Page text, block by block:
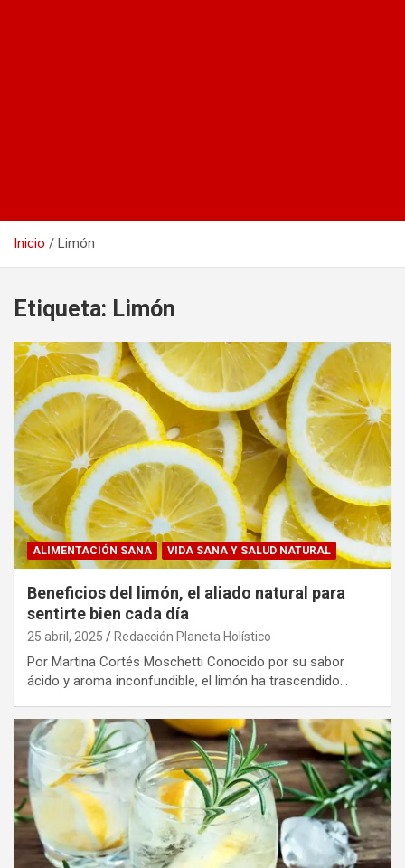
Inicio Limón
Etiqueta: Limón
ALIMENTACIÓN SANA VIDA SANA Y SALUD NATURAL
Beneficios del limón, el aliado natural para
sentirte bien cada día
25 abril, 2025 Redacción Planeta Holístico
Por Martina Cortés Moschetti Conocido por su sabor
ácido y aroma inconfundible, el limón ha trascendido…